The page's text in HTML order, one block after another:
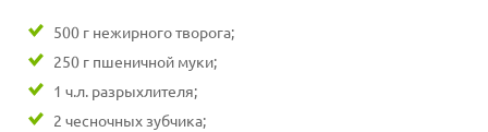
500 г нежирного творога;
250 г пшеничной муки;
1 ч.л. разрыхлителя;
2 чесночных зубчика;